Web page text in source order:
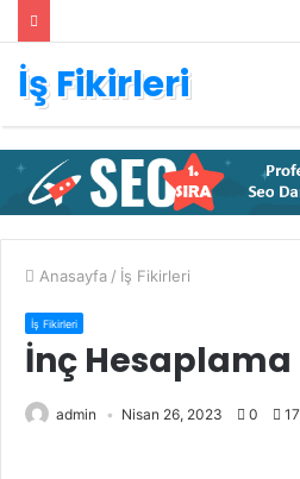
İş Fikirleri
Anasayfa / İş Fikirleri
İş Fikirleri
İnç Hesaplama
admin Nisan 26, 2023 0 17